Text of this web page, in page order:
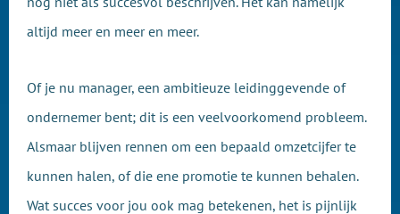
altijd meer en meer en meer.
Of je nu manager, een ambitieuze leidinggevende of
ondernemer bent; dit is een veelvoorkomend probleem.
Alsmaar blijven rennen om een bepaald omzetcijfer te
kunnen halen, of die ene promotie te kunnen behalen.
Wat succes voor jou ook mag betekenen, het is pijnlijk